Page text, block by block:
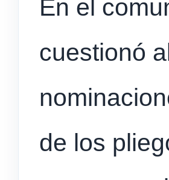
En el
cuestionó
de los